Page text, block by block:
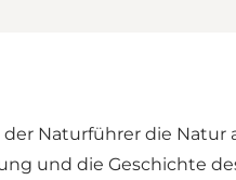
Naturführer die
und die Geschichte